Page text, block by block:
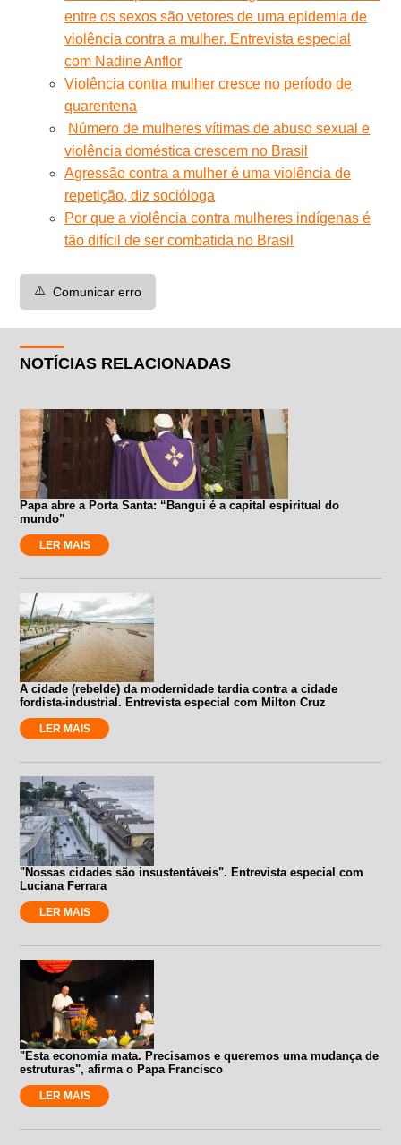
entre os sexos são vetores de uma epidemia de
violência contra a mulher. Entrevista especial
com Nadine Anflor
Violência contra mulher cresce no período de
quarentena
Número de mulheres vítimas de abuso sexual e
violência doméstica crescem no Brasil
Agressão contra a mulher é uma violência de
repetição, diz socióloga
Por que a violência contra mulheres indígenas é
tão difícil de ser combatida no Brasil
⚠️ Comunicar erro
NOTÍCIAS RELACIONADAS
Papa abre a Porta Santa: “Bangui é a capital espiritual do
mundo”
LER MAIS
A cidade (rebelde) da modernidade tardia contra a cidade
fordista-industrial. Entrevista especial com Milton Cruz
LER MAIS
"Nossas cidades são insustentáveis". Entrevista especial com
Luciana Ferrara
LER MAIS
"Esta economia mata. Precisamos e queremos uma mudança de
estruturas", afirma o Papa Francisco
LER MAIS